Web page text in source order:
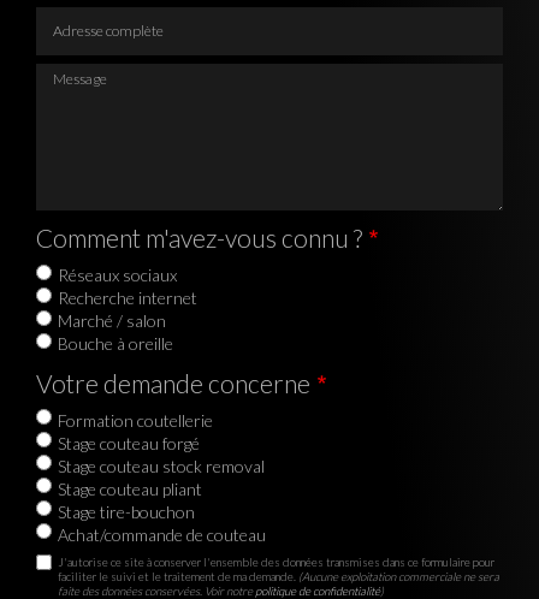
Message
Comment m'avez-vous connu ?
Réseaux sociaux
Recherche internet
Marché / salon
Bouche à oreille
Votre demande concerne
Formation coutellerie
Stage couteau forgé
Stage couteau stock removal
Stage couteau pliant
Stage tire-bouchon
Achat/commande de couteau
J'autorise ce site à conserver l'ensemble des données transmises dans ce formulaire pour
faciliter le suivi et le traitement de ma demande. (Aucune exploitation commerciale ne sera
faite des données conservées. Voir notrepolitique de confidentialité)